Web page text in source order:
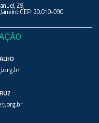
29,
CEP: 20.010-090